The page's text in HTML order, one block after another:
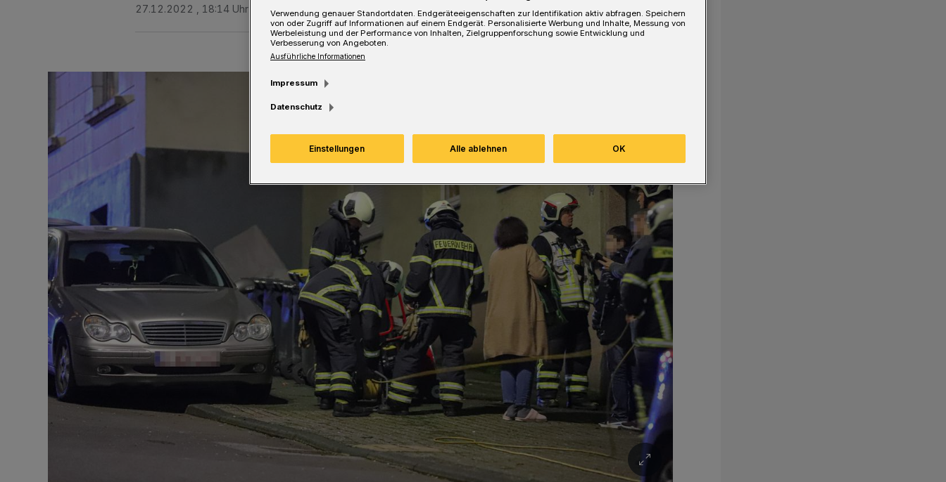
27.12.2022 , 18:14 Uhr Eine Minute Lesezeit
Verwendung genauer Standortdaten. Endgeräteeigenschaften zur Identifikation aktiv abfragen. Speichern
von oder Zugriff auf Informationen auf einem Endgerät. Personalisierte Werbung und Inhalte, Messung von
Werbeleistung und der Performance von Inhalten, Zielgruppenforschung sowie Entwicklung und
Verbesserung von Angeboten.
Ausführliche Informationen
Impressum
Datenschutz
Einstellungen Alle ablehnen OK